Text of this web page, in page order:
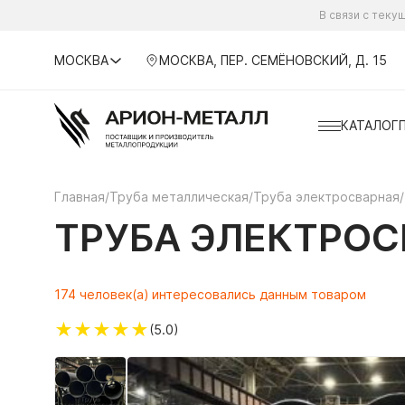
В связи с
МОСКВА МОСКВА, ПЕР. СЕМЁНОВСКИЙ, Д. 15
КАТАЛОГ
Главная/Труба металлическая/Труба электросварная/
ТРУБА
174 человек(а) интересовались данным товаром
★★★★★(5.0)